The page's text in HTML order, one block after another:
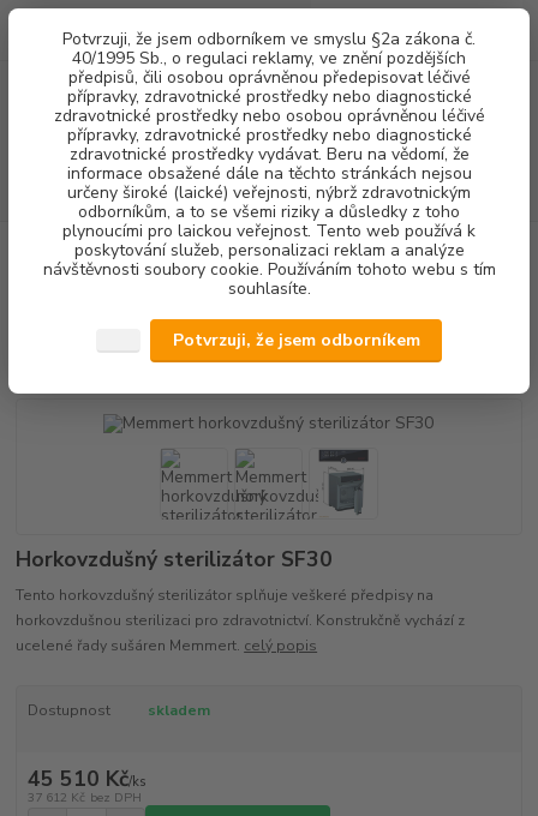
Potvrzuji, že jsem odborníkem ve smyslu §2a zákona č.
40/1995 Sb., o regulaci reklamy, ve znění pozdějších
předpisů, čili osobou oprávněnou předepisovat léčivé
přípravky, zdravotnické prostředky nebo diagnostické
zdravotnické prostředky nebo osobou oprávněnou léčivé
přípravky, zdravotnické prostředky nebo diagnostické
zdravotnické prostředky vydávat. Beru na vědomí, že
informace obsažené dále na těchto stránkách nejsou
určeny široké (laické) veřejnosti, nýbrž zdravotnickým
odborníkům, a to se všemi riziky a důsledky z toho
plynoucími pro laickou veřejnost. Tento web používá k
poskytování služeb, personalizaci reklam a analýze
návštěvnosti soubory cookie. Používáním tohoto webu s tím
souhlasíte.
Potvrzuji, že jsem odborníkem
Menu
CZK
Hledat
(Po-Pá, 8-16 hod.)
za0,00 Kč
STERILIZACE STERILIZÁTORY
Memmert horkovzdušný
sterilizátor SF30
Memmert horkovzdušný
sterilizátor SF30
Horkovzdušný sterilizátor SF30
Tento horkovzdušný sterilizátor splňuje veškeré předpisy na
horkovzdušnou sterilizaci pro zdravotnictví. Konstrukčně vychází z
ucelené řady sušáren Memmert. celý popis
Dostupnost skladem
45 510 Kč/ks
37 612 Kč bez DPH